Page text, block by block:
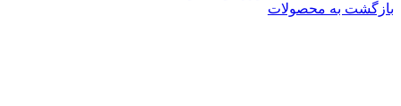
بازگشت به محصولات